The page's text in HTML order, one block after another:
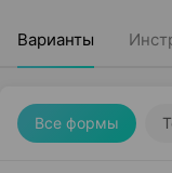
Варианты
Все формы